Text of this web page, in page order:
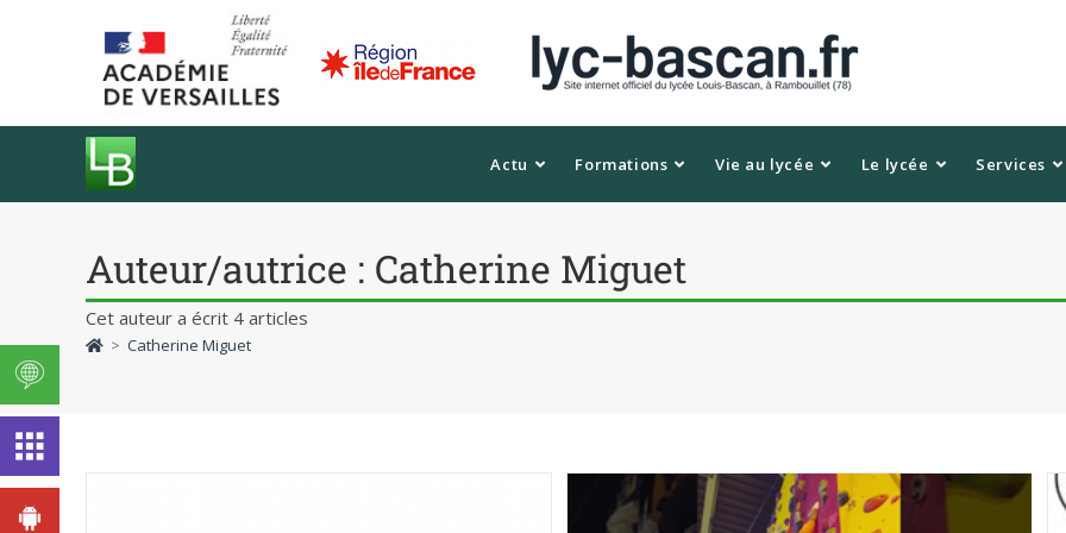
Actu Formations Vie au lycée Le lycée Services
Auteur/autrice : Catherine Miguet
Cet auteur a écrit 4 articles
> Catherine Miguet